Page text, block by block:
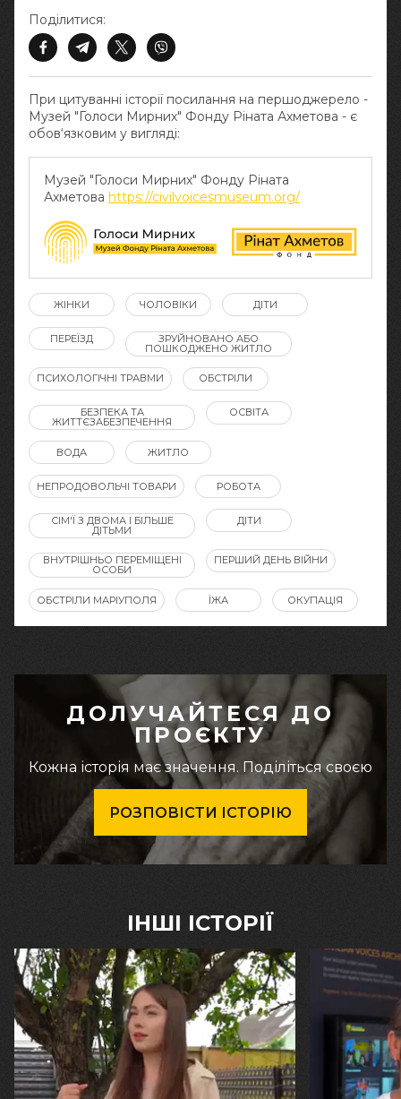
При цитуванні історії посилання на першоджерело -
Музей "Голоси Мирних" Фонду Ріната Ахметова - є
обов‘язковим у вигляді:
Музей "Голоси Мирних" Фонду Ріната
Ахметова https://civilvoicesmuseum.org/
Поділитися:
ЖІНКИ ЧОЛОВІКИ ДІТИ
ПЕРЕЇЗД ЗРУЙНОВАНО АБО
ПОШКОДЖЕНО ЖИТЛО
ПСИХОЛОГІЧНІ ТРАВМИ ОБСТРІЛИ
БЕЗПЕКА ТА
ЖИТТЄЗАБЕЗПЕЧЕННЯ
ОСВІТА
ВОДА ЖИТЛО
НЕПРОДОВОЛЬЧІ ТОВАРИ РОБОТА
СІМ'Ї З ДВОМА І БІЛЬШЕ
ДІТЬМИ
ДІТИ
ВНУТРІШНЬО ПЕРЕМІЩЕНІ
ОСОБИ
ПЕРШИЙ ДЕНЬ ВІЙНИ
ОБСТРІЛИ МАРІУПОЛЯ ЇЖА ОКУПАЦІЯ
ДОЛУЧАЙТЕСЯ ДО
ПРОЄКТУ
Кожна історія має значення. Поділіться своєю
РОЗПОВІСТИ ІСТОРІЮ
ІНШІ ІСТОРІЇ